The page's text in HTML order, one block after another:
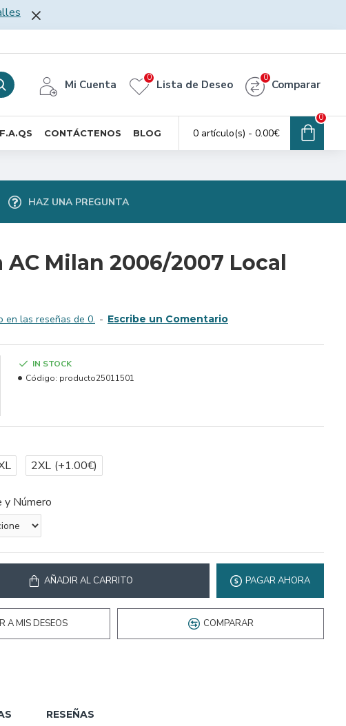
Mi Cuenta Lista de Deseo
0
Comparar
0
F.A.QS CONTÁCTENOS BLOG 0 artículo(s) - 0.00€
0
HAZ UNA PREGUNTA
AC Milan 2006/2007 Local
en las reseñas de 0. - Escribe un Comentario
IN STOCK
Código: producto25011501
2XL (+1.00€)
y Número
AÑADIR AL CARRITO PAGAR AHORA
A MIS DESEOS COMPARAR
RESEÑAS